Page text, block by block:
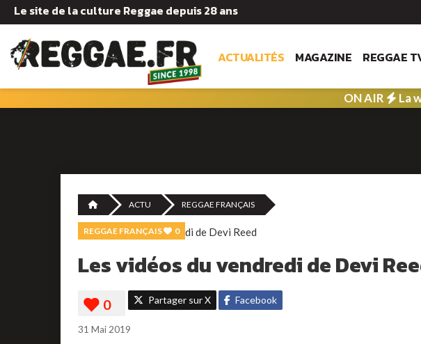
Le site de la culture Reggae depuis 28 ans
ACTUALITÉS MAGAZINE REGGAE
ON AIR La
ACTU REGGAE FRANÇAIS
REGGAE FRANÇAIS 0
Les vidéos du vendredi de Devi
Partager sur X Facebook
31 Mai 2019